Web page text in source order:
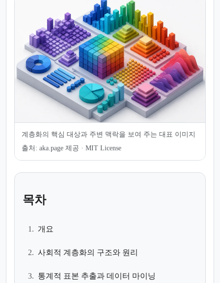
계층화의 핵심 대상과 주변 맥락을 보여 주는 대표 이미지
출처: aka.page 제공 · MIT License
목차
1. 개요
2. 사회적 계층화의 구조와 원리
3. 통계적 표본 추출과 데이터 마이닝